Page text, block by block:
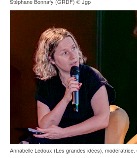
Annabelle Ledoux (Les grandes idées),